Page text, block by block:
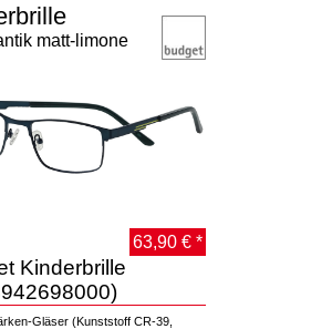
matt-limone
63,90 € *
Kinderbrille
Gläser (Kunststoff CR-39,